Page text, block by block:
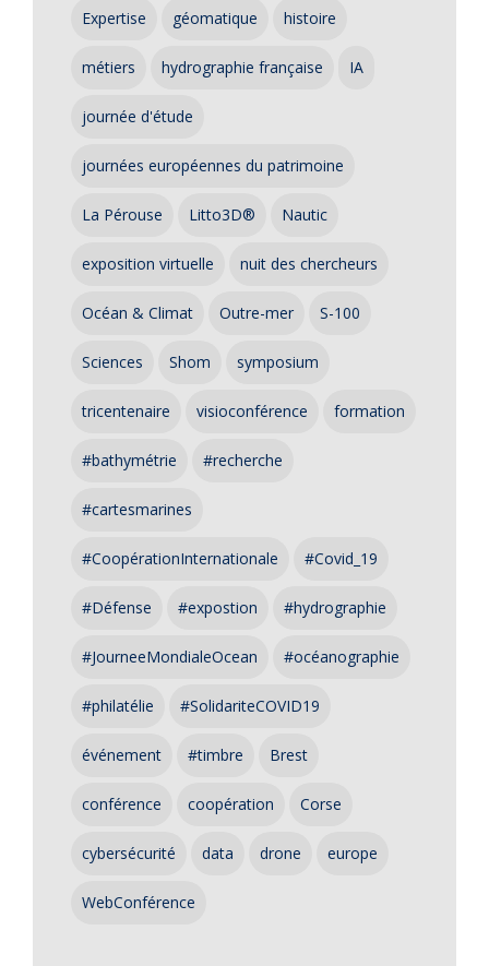
Expertise géomatique histoire
métiers hydrographie française IA
journée d'étude
journées européennes du patrimoine
La Pérouse Litto3D® Nautic
exposition virtuelle nuit des chercheurs
Océan & Climat Outre-mer S-100
Sciences Shom symposium
tricentenaire visioconférence formation
#bathymétrie #recherche
#cartesmarines
#CoopérationInternationale #Covid_19
#Défense #expostion #hydrographie
#JourneeMondialeOcean #océanographie
#philatélie #SolidariteCOVID19
événement #timbre Brest
conférence coopération Corse
cybersécurité data drone europe
WebConférence